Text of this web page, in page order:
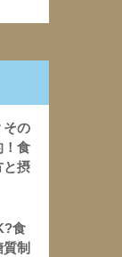
その
！食
と摂
食
制